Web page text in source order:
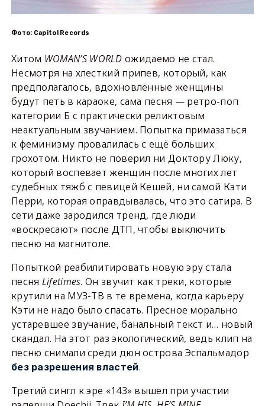
Фото: Capitol Records
Хитом WOMAN’S WORLD ожидаемо не стал.
Несмотря на хлесткий припев, который, как
предполагалось, вдохновлённые женщины
будут петь в караоке, сама песня — ретро-поп
категории Б с практически реликтовым
неактуальным звучанием. Попытка примазаться
к феминизму провалилась с ещё больших
грохотом. Никто не поверил ни Доктору Люку,
который воспевает женщин после многих лет
судебных тяжб с певицей Кешей, ни самой Кэти
Перри, которая оправдывалась, что это сатира. В
сети даже зародился тренд, где люди
«воскресают» после ДТП, чтобы выключить
песню на магнитоле.
Попыткой реабилитировать новую эру стала
песня Lifetimes. Он звучит как треки, которые
крутили на МУЗ-ТВ в те времена, когда карьеру
Кэти не надо было спасать. Пресное морально
устаревшее звучание, банальный текст и… новый
скандал. На этот раз экологический, ведь клип на
песню снимали среди дюн острова Эспальмадор
без разрешения властей.
Третий сингл к эре «143» вышел при участии